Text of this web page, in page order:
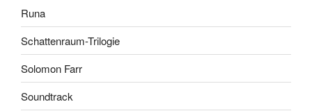
Runa
Schattenraum-Trilogie
Solomon Farr
Soundtrack